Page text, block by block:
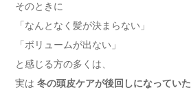
そのときに
「なんとなく髪が決まらない」
「ボリュームが出ない」
と感じる方の多くは、
実は 冬の頭皮ケアが後回しになっていた